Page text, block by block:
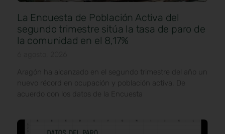
La Encuesta de Población Activa del
segundo trimestre sitúa la tasa de paro de
la comunidad en el 8,17%
Aragón ha alcanzado en el segundo trimestre del año un
nuevo récord en ocupación y población activa. De
acuerdo con los datos de la Encuesta